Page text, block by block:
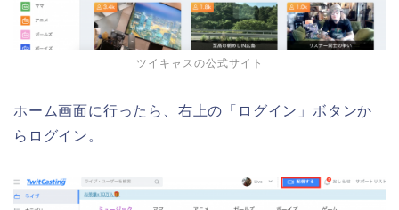
ツイキャスの公式サイト
ホーム画面に行ったら、右上の「ログイン」ボタンか
らログイン。